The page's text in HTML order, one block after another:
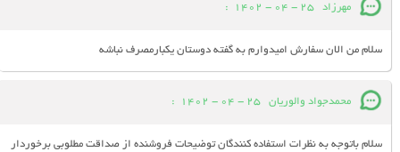
مهرزاد 25 - 04 - 1402
:
سلام من الان سفارش امیدوارم به گفته دوستان یکبارمصرف نباشه
محمدجواد والوریان 25 - 04 - 1402
:
سلام باتوجه به نظرات استفاده کنندگان توضیحات فروشنده از صداقت مطلوبی برخوردار